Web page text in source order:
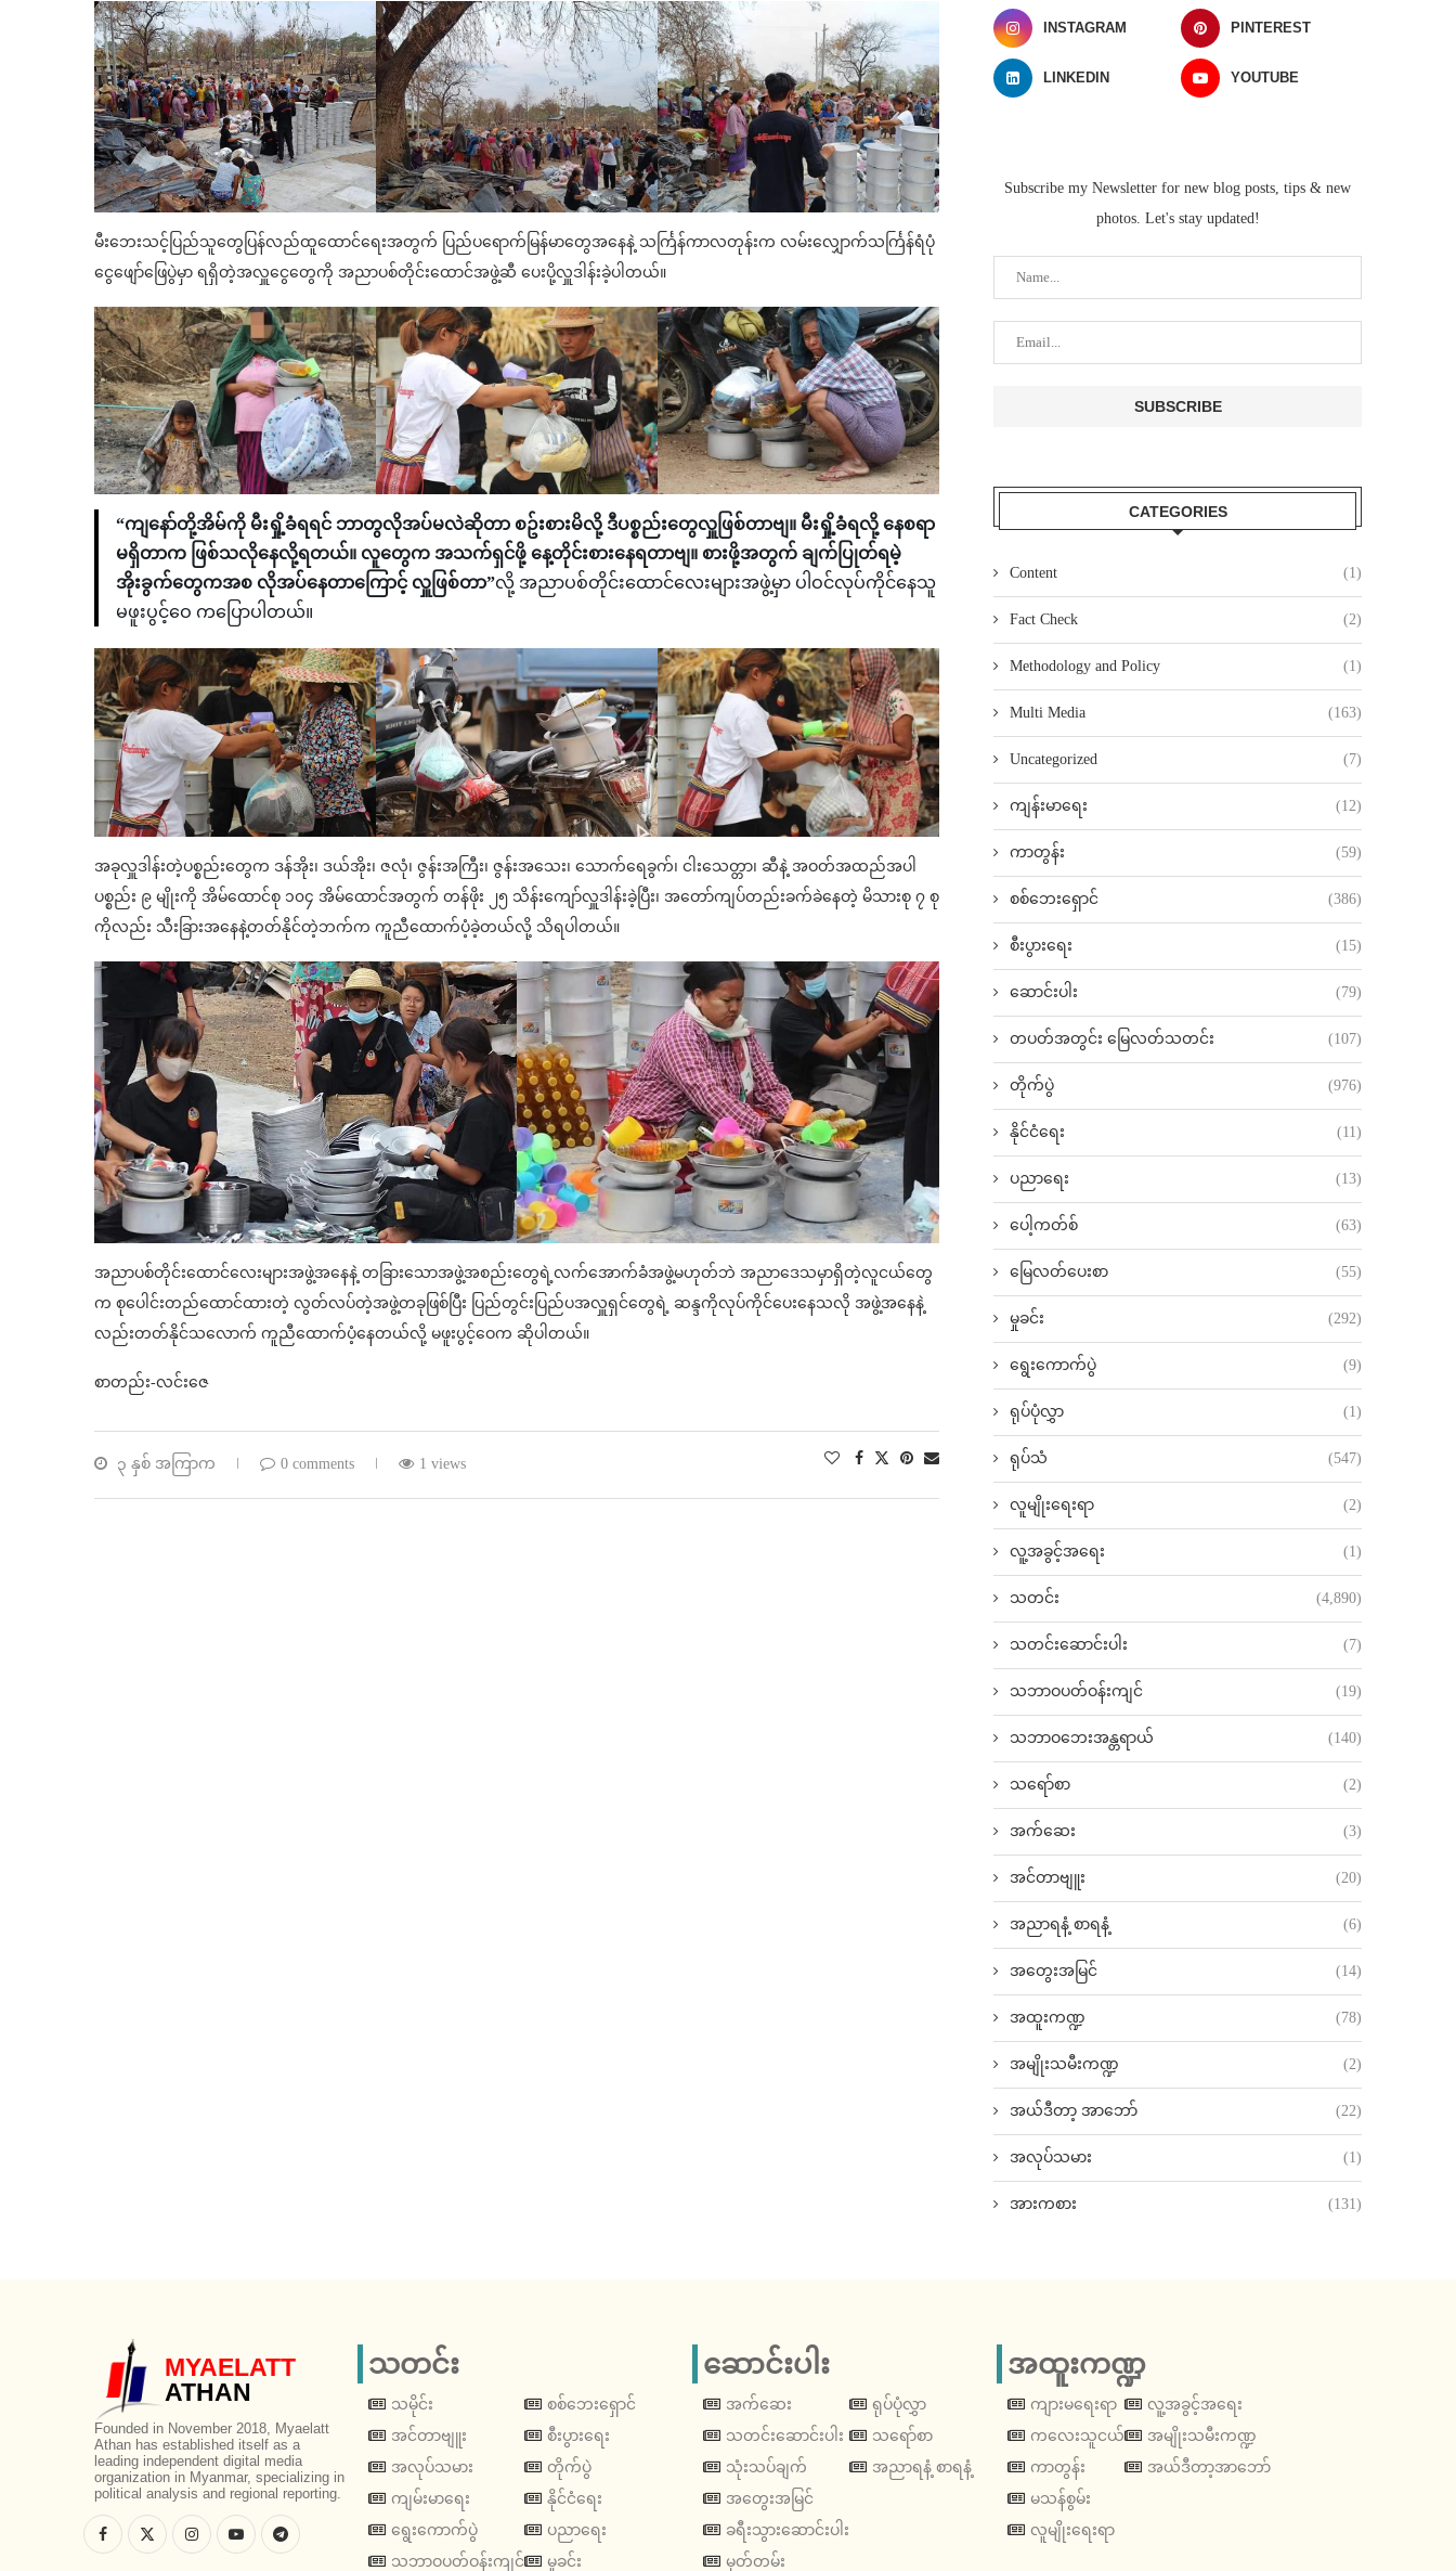
မီးဘေးသင့်ပြည်သူတွေပြန်လည်ထူထောင်ရေးအတွက် ပြည်ပရောက်မြန်မာတွေအနေနဲ့ သင်္ကြန်ကာလတုန်းက လမ်းလျှောက်သင်္ကြန်ရံပုံ
ငွေဖျော်ဖြေပွဲမှာ ရရှိတဲ့အလှူငွေတွေကို အညာပစ်တိုင်းထောင်အဖွဲ့ဆီ ပေးပို့လှူဒါန်းခဲ့ပါတယ်။
“ကျနော်တို့အိမ်ကို မီးရှို့ခံရရင် ဘာတွလိုအပ်မလဲဆိုတာ စဥ်းစားမိလို့ ဒီပစ္စည်းတွေလှူဖြစ်တာဗျ။ မီးရှို့ခံရလို့ နေစရာ
မရှိတာက ဖြစ်သလိုနေလို့ရတယ်။ လူတွေက အသက်ရှင်ဖို့ နေ့တိုင်းစားနေရတာဗျ။ စားဖို့အတွက် ချက်ပြုတ်ရမဲ့
အိုးခွက်တွေကအစ လိုအပ်နေတာကြောင့် လှူဖြစ်တာ”လို့ အညာပစ်တိုင်းထောင်လေးများအဖွဲ့မှာ ပါဝင်လုပ်ကိုင်နေသူ
မဖူးပွင့်ဝေ ကပြောပါတယ်။
အခုလှူဒါန်းတဲ့ပစ္စည်းတွေက ဒန်အိုး၊ ဒယ်အိုး၊ ဇလုံ၊ ဇွန်းအကြီး၊ ဇွန်းအသေး၊ သောက်ရေခွက်၊ ငါးသေတ္တာ၊ ဆီနဲ့ အဝတ်အထည်အပါ
ပစ္စည်း ၉ မျိုးကို အိမ်ထောင်စု ၁၀၄ အိမ်ထောင်အတွက် တန်ဖိုး ၂၅ သိန်းကျော်လှူဒါန်းခဲ့ပြီး၊ အတော်ကျပ်တည်းခက်ခဲနေတဲ့ မိသားစု ၇ စု
ကိုလည်း သီးခြားအနေနဲ့တတ်နိုင်တဲ့ဘက်က ကူညီထောက်ပံ့ခဲ့တယ်လို့ သိရပါတယ်။
အညာပစ်တိုင်းထောင်လေးများအဖွဲ့အနေနဲ့ တခြားသောအဖွဲ့အစည်းတွေရဲ့လက်အောက်ခံအဖွဲ့မဟုတ်ဘဲ အညာဒေသမှာရှိတဲ့လူငယ်တွေ
က စုပေါင်းတည်ထောင်ထားတဲ့ လွတ်လပ်တဲ့အဖွဲ့တခုဖြစ်ပြီး ပြည်တွင်းပြည်ပအလှူရှင်တွေရဲ့ ဆန္ဒကိုလုပ်ကိုင်ပေးနေသလို အဖွဲ့အနေနဲ့
လည်းတတ်နိုင်သလောက် ကူညီထောက်ပံ့နေတယ်လို့ မဖူးပွင့်ဝေက ဆိုပါတယ်။
စာတည်း-လင်းဇေ
၃ နှစ် အကြာက 0 comments 1 views
INSTAGRAM PINTEREST
LINKEDIN YOUTUBE
Subscribe my Newsletter for new blog posts, tips & new
photos. Let's stay updated!
CATEGORIES
Content (1)
Fact Check (2)
Methodology and Policy (1)
Multi Media (163)
Uncategorized (7)
ကျန်းမာရေး (12)
ကာတွန်း (59)
စစ်ဘေးရှောင် (386)
စီးပွားရေး (15)
ဆောင်းပါး (79)
တပတ်အတွင်း မြေလတ်သတင်း (107)
တိုက်ပွဲ (976)
နိုင်ငံရေး (11)
ပညာရေး (13)
ပေါ့ကတ်စ် (63)
မြေလတ်ပေးစာ (55)
မှုခင်း (292)
ရွေးကောက်ပွဲ (9)
ရုပ်ပုံလွှာ (1)
ရုပ်သံ (547)
လူမျိုးရေးရာ (2)
လူ့အခွင့်အရေး (1)
သတင်း (4,890)
သတင်းဆောင်းပါး (7)
သဘာဝပတ်ဝန်းကျင် (19)
သဘာဝဘေးအန္တရာယ် (140)
သရော်စာ (2)
အက်ဆေး (3)
အင်တာဗျူး (20)
အညာရနံ့ စာရနံ့ (6)
အတွေးအမြင် (14)
အထူးကဏ္ဍ (78)
အမျိုးသမီးကဏ္ဍ (2)
အယ်ဒီတာ့ အာဘော် (22)
အလုပ်သမား (1)
အားကစား (131)
MYAELATT
ATHAN
Founded in November 2018, Myaelatt
Athan has established itself as a
leading independent digital media
organization in Myanmar, specializing in
political analysis and regional reporting.
သတင်း
သမိုင်း
အင်တာဗျူး
အလုပ်သမား
ကျမ်းမာရေး
ရွေးကောက်ပွဲ
သဘာဝပတ်ဝန်းကျင်
စစ်ဘေးရှောင်
စီးပွားရေး
တိုက်ပွဲ
နိုင်ငံရေး
ပညာရေး
မှုခင်း
ဆောင်းပါး
အက်ဆေး
သတင်းဆောင်းပါး
သုံးသပ်ချက်
အတွေးအမြင်
ခရီးသွားဆောင်းပါး
မှတ်တမ်း
ရုပ်ပုံလွှာ
သရော်စာ
အညာရနံ့ စာရနံ့
အထူးကဏ္ဍ
ကျားမရေးရာ
ကလေးသူငယ်
ကာတွန်း
မသန်စွမ်း
လူမျိုးရေးရာ
လူ့အခွင့်အရေး
အမျိုးသမီးကဏ္ဍ
အယ်ဒီတာ့အာဘော်